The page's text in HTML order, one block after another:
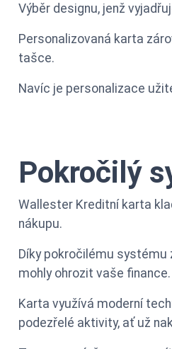
Výběr designu, jenž
Personalizovaná karta
tašce.
Navíc je personalizace
Pokročilý
Wallester Kreditní karta
nákupu.
Díky pokročilému
mohly ohrozit vaše finance.
Karta využívá moderní
podezřelé aktivity, ať už